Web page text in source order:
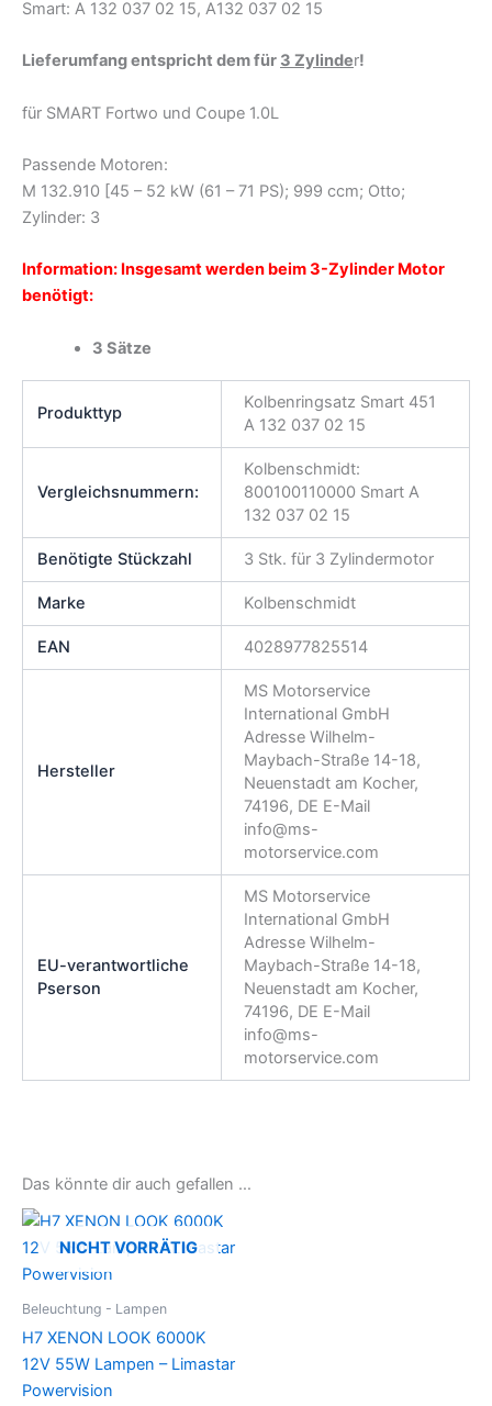
Smart: A 132 037 02 15, A132 037 02 15
Lieferumfang entspricht dem für 3 Zylinder!
für SMART Fortwo und Coupe 1.0L
Passende Motoren:
M 132.910 [45 – 52 kW (61 – 71 PS); 999 ccm; Otto;
Zylinder: 3
Information: Insgesamt werden beim 3-Zylinder Motor
benötigt:
3 Sätze
Produkttyp
Kolbenringsatz Smart 451
A 132 037 02 15
Vergleichsnummern:
Kolbenschmidt:
800100110000 Smart A
132 037 02 15
Benötigte Stückzahl 3 Stk. für 3 Zylindermotor
Marke Kolbenschmidt
EAN 4028977825514
Hersteller
MS Motorservice
International GmbH
Adresse Wilhelm-
Maybach-Straße 14-18,
Neuenstadt am Kocher,
74196, DE E-Mail
info@ms-
motorservice.com
EU-verantwortliche
Pserson
MS Motorservice
International GmbH
Adresse Wilhelm-
Maybach-Straße 14-18,
Neuenstadt am Kocher,
74196, DE E-Mail
info@ms-
motorservice.com
Das könnte dir auch gefallen …
NICHT VORRÄTIG
Beleuchtung - Lampen
H7 XENON LOOK 6000K
12V 55W Lampen – Limastar
Powervision